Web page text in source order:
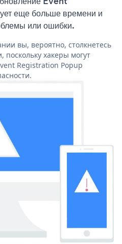
еще больше времени и
или ошибки.
вы, вероятно, столкнетесь
поскольку хакеры могут
Registration Popup